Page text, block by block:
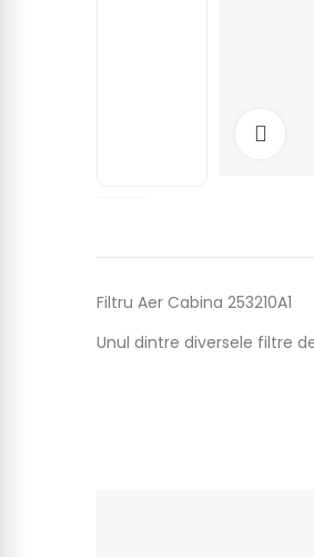
Filtru Aer Cabina 253210A1
Unul dintre diversele filtre